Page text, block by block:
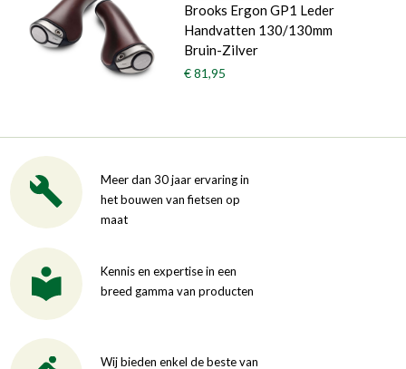
Brooks Ergon GP1 Leder
Handvatten 130/130mm
Bruin-Zilver
€ 81,95
Meer dan 30 jaar ervaring in
het bouwen van fietsen op
maat
Kennis en expertise in een
breed gamma van producten
Wij bieden enkel de beste van